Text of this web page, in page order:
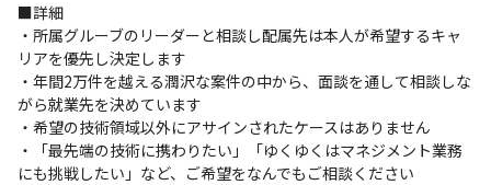
■詳細
・所属グルーブのリーダーと相談し配属先は本人が希望するキャ
リアを優先し決定します
・年間2万件を越える潤沢な案件の中から、面談を通して相談しな
がら就業先を決めています
・希望の技術領域以外にアサインされたケースはありません
・「最先端の技術に携わりたい」「ゆくゆくはマネジメント業務
にも挑戦したい」など、ご希望をなんでもご相談ください